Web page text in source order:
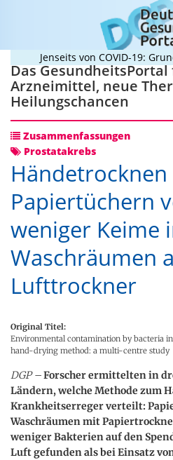
Jenseits von COVID-19:
Das
Arzneimittel, neue
Heilungschancen
Zusammenfassungen
Prostatakrebs
Papiertüchern
weniger Keime
Waschräumen
Lufttrockner
Original Titel:
Environmental contamination by bacteria
hand-drying method: a multi-centre study
DGP –Forscher ermittelten in
Ländern, welche Methode zum
Krankheitserreger verteilt:
Waschräumen mit
weniger Bakterien auf den
Luft gefunden als bei Einsatz